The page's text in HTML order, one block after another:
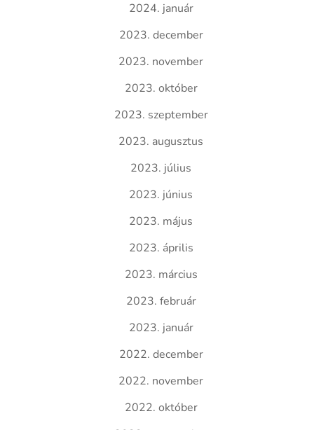
2024. január
2023. december
2023. november
2023. október
2023. szeptember
2023. augusztus
2023. július
2023. június
2023. május
2023. április
2023. március
2023. február
2023. január
2022. december
2022. november
2022. október